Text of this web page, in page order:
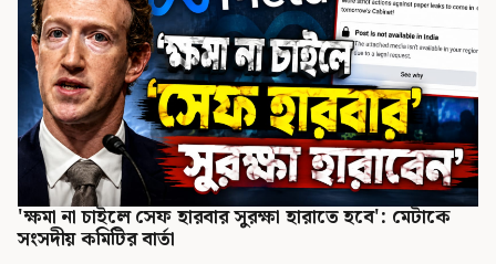
'ক্ষমা না চাইলে সেফ হারবার সুরক্ষা হারাতে হবে': মেটাকে
সংসদীয় কমিটির বার্তা